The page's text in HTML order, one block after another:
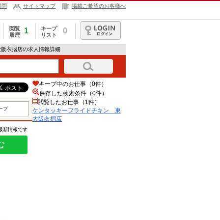
問 サイトマップ 掲載ご希望のお客様へ
閲覧
履歴
1
キープ
リスト
0
ログイン
衣摺店の求人情報詳細
プ
新情報です
キープ中のお仕事（0件）
保存した検索条件（0件）
閲覧したお仕事（1件）
ケンタッキーフライドチキン 東
大阪衣摺店